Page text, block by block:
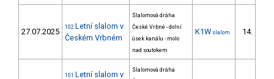
27.07.2025 102 Letní slalom v
Českém Vrbném
Slalomová dráha
České Vrbné - dolní
úsek kanálu - molo
nad soutokem
K1W slalom 14.
101 Letní slalom v
Slalomová dráha